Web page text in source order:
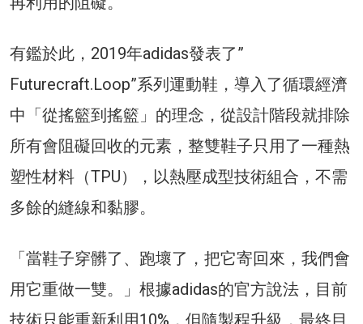
有鑑於此，2019年adidas發表了”
Futurecraft.Loop”系列運動鞋，導入了循環經濟
中「從搖籃到搖籃」的理念，從設計階段就排除
所有會阻礙回收的元素，整雙鞋子只用了一種熱
塑性材料（TPU），以熱壓成型技術組合，不需
多餘的縫線和黏膠。
「當鞋子穿髒了、跑壞了，把它寄回來，我們會
用它重做一雙。」根據adidas的官方說法，目前
技術只能重新利用10%，但隨製程升級，最終目